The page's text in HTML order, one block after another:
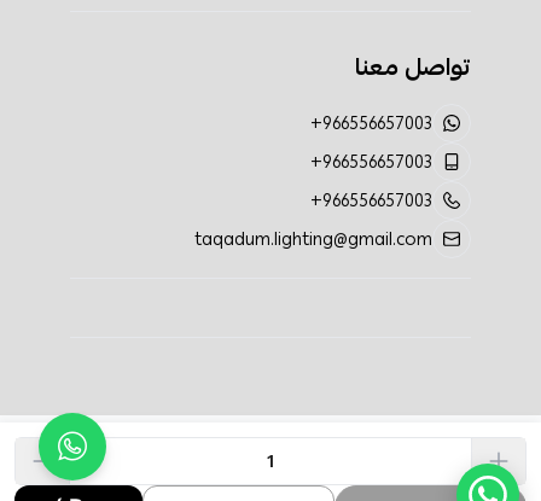
تواصل معنا
+966556657003
+966556657003
+966556657003
taqadum.lighting@gmail.com
الحقوق محفوظة | 2026 تقدم الإضاءة